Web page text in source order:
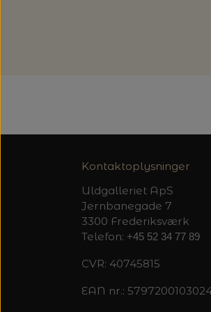
Kontaktoplysninger
Uldgalleriet ApS
Jernbanegade 7
3300 Frederiksværk
Telefon: +45 52 34 77 89
CVR: 40745815
EAN nr.: